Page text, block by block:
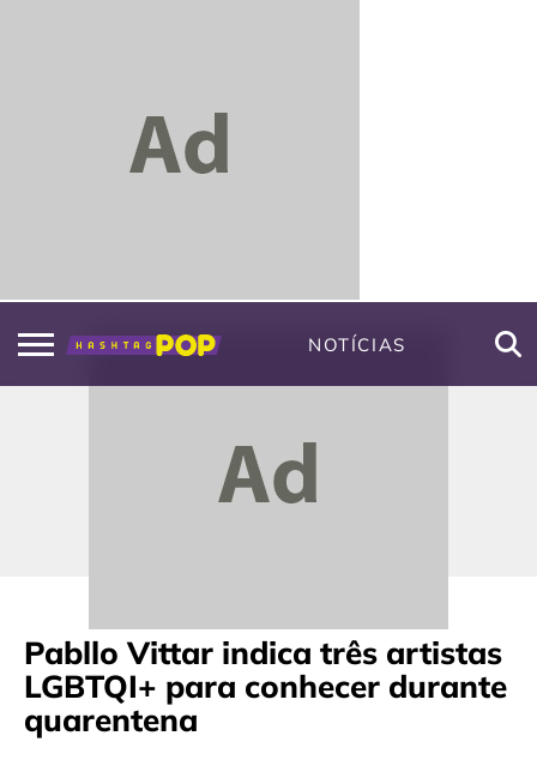
NOTÍCIAS
Pabllo Vittar indica três artistas
LGBTQI+ para conhecer durante
quarentena